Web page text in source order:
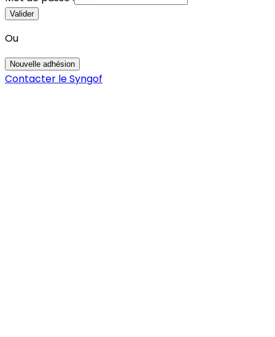
Valider
Ou
Nouvelle adhésion
Contacter le Syngof